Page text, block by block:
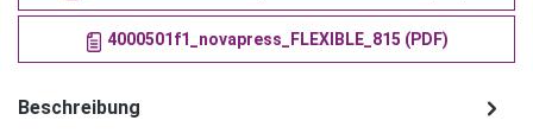
4000501f1_novapress_FLEXIBLE_815 (PDF)
Beschreibung